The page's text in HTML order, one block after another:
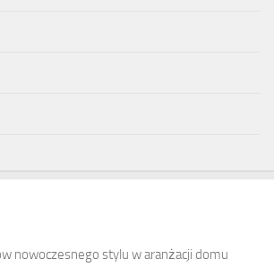
nowoczesnego stylu w aranżacji domu